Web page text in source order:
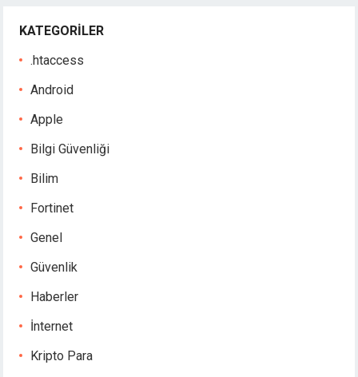
KATEGORILER
.htaccess
Android
Apple
Bilgi Güvenliği
Bilim
Fortinet
Genel
Güvenlik
Haberler
İnternet
Kripto Para